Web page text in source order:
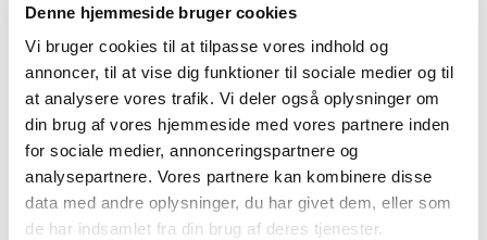
Denne hjemmeside bruger cookies
Vi bruger cookies til at tilpasse vores indhold og
annoncer, til at vise dig funktioner til sociale medier og til
at analysere vores trafik. Vi deler også oplysninger om
din brug af vores hjemmeside med vores partnere inden
for sociale medier, annonceringspartnere og
analysepartnere. Vores partnere kan kombinere disse
data med andre oplysninger, du har givet dem, eller som
de har indsamlet fra din brug af deres tjenester.
|8. januar 2020|
Indehavere af markedsføringstilladelser til lægemidler,
der er godkendt efter den nationale procedure, den…
Bevilling til Albertslund Apotek
|8. januar 2020|
Lægemiddelstyrelsen har den 2. januar meddelt at Mia
Bendix Andersen får bevilling til at drive Albertslund…